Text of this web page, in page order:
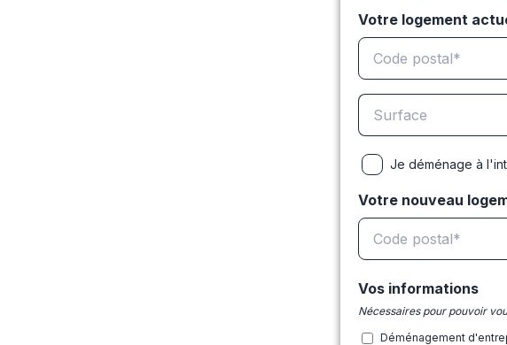
Votre logement
Je déménage à
Votre nouveau
Vos informations
Nécessaires pour pouvoir
Déménagement